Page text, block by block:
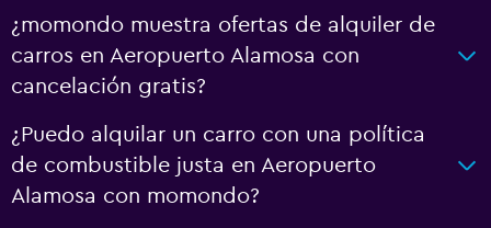
¿momondo muestra ofertas de alquiler de
carros en Aeropuerto Alamosa con
cancelación gratis?
¿Puedo alquilar un carro con una política
de combustible justa en Aeropuerto
Alamosa con momondo?